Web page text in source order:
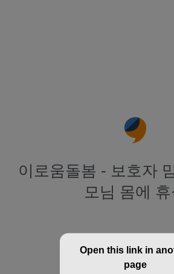
이로움돌봄 - 보호자
모님 몸에 휴